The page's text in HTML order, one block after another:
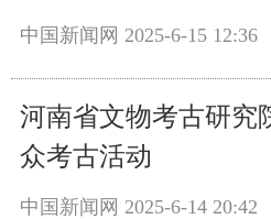
中国新闻网 2025-6-15 12:36
河南省文物考古研究
众考古活动
中国新闻网 2025-6-14 20:42